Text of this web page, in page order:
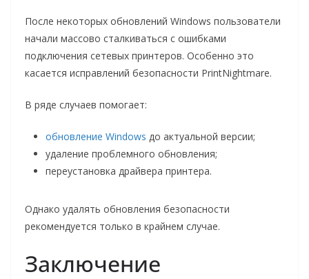
После некоторых обновлений Windows пользователи
начали массово сталкиваться с ошибками
подключения сетевых принтеров. Особенно это
касается исправлений безопасности PrintNightmare.
В ряде случаев помогает:
обновление Windows до актуальной версии;
удаление проблемного обновления;
переустановка драйвера принтера.
Однако удалять обновления безопасности
рекомендуется только в крайнем случае.
Заключение